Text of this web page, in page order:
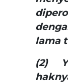
lama
(2)